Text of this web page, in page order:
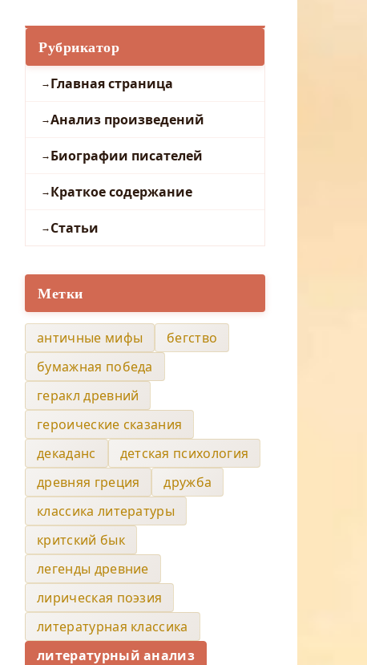
Рубрикатор
Главная страница
Анализ произведений
Биографии писателей
Краткое содержание
Статьи
Метки
античные мифы
бегство
бумажная победа
геракл древний
героические сказания
декаданс
детская психология
древняя греция
дружба
классика литературы
критский бык
легенды древние
лирическая поэзия
литературная классика
литературный анализ